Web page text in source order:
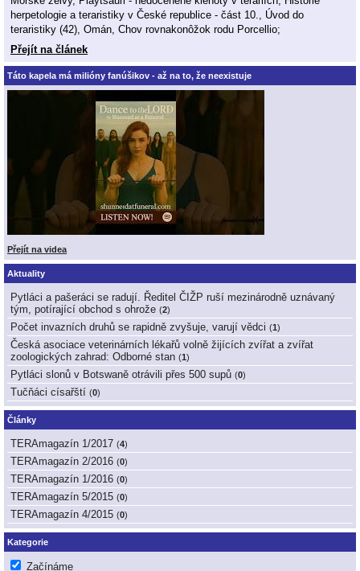
herpetologie a teraristiky v České republice - část 10., Úvod do
teraristiky (42), Omán, Chov rovnakonôžok rodu Porcellio;
Přejít na článek
Táto kapela má milióny fanúšikov - až na to, že neexistuje
Přejít na videa
Aktuality
Pytláci a pašeráci se radují. Ředitel ČIŽP ruší mezinárodně uznávaný
tým, potírající obchod s ohrože (2)
Počet invazních druhů se rapidně zvyšuje, varují vědci (1)
Česká asociace veterinárních lékařů volně žijících zvířat a zvířat
zoologických zahrad: Odborné stan (1)
Pytláci slonů v Botswaně otrávili přes 500 supů (0)
Tučňáci císařští (0)
Články
TERAmagazín 1/2017 (4)
TERAmagazín 2/2016 (0)
TERAmagazín 1/2016 (0)
TERAmagazín 5/2015 (0)
TERAmagazín 4/2015 (0)
Kategorie
Začínáme